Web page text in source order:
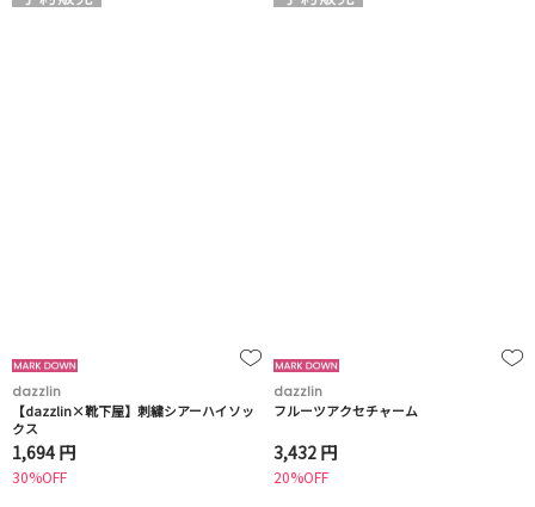
dazzlin
【dazzlin×靴下屋】刺繍シアーハイソッ
クス
1,694 円
30%OFF
dazzlin
フルーツアクセチャーム
3,432 円
20%OFF